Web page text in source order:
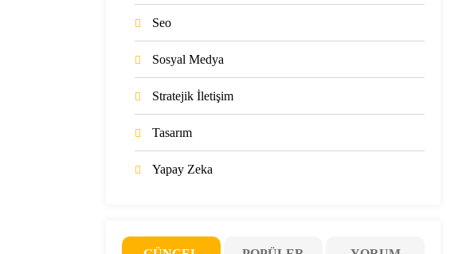
Seo
Sosyal Medya
Stratejik İletişim
Tasarım
Yapay Zeka